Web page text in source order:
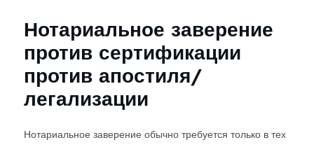
Нотариальное заверение
против сертификации
против апостиля/
легализации
Нотариальное заверение обычно требуется только в тех